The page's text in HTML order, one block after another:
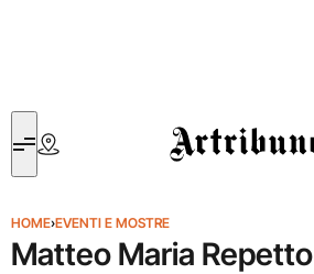
Artribune
HOME›EVENTI E MOSTRE
Matteo Maria Repetto